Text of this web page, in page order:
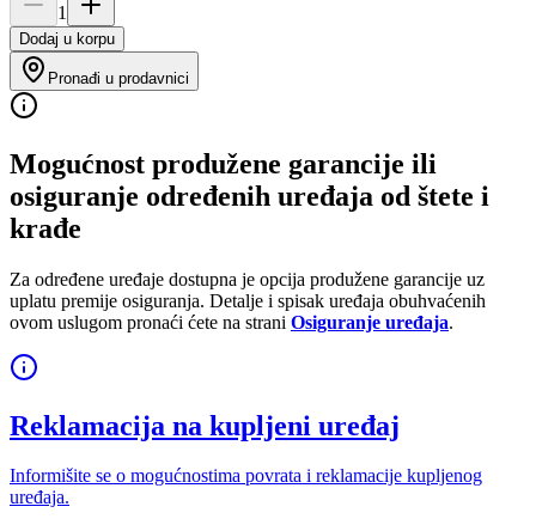
1
Dodaj u korpu
Pronađi u prodavnici
Mogućnost produžene garancije ili
osiguranje određenih uređaja od štete i
krađe
Za određene uređaje dostupna je opcija produžene garancije uz
uplatu premije osiguranja. Detalje i spisak uređaja obuhvaćenih
ovom uslugom pronaći ćete na strani Osiguranje uređaja.
Reklamacija na kupljeni uređaj
Informišite se o mogućnostima povrata i reklamacije kupljenog
uređaja.